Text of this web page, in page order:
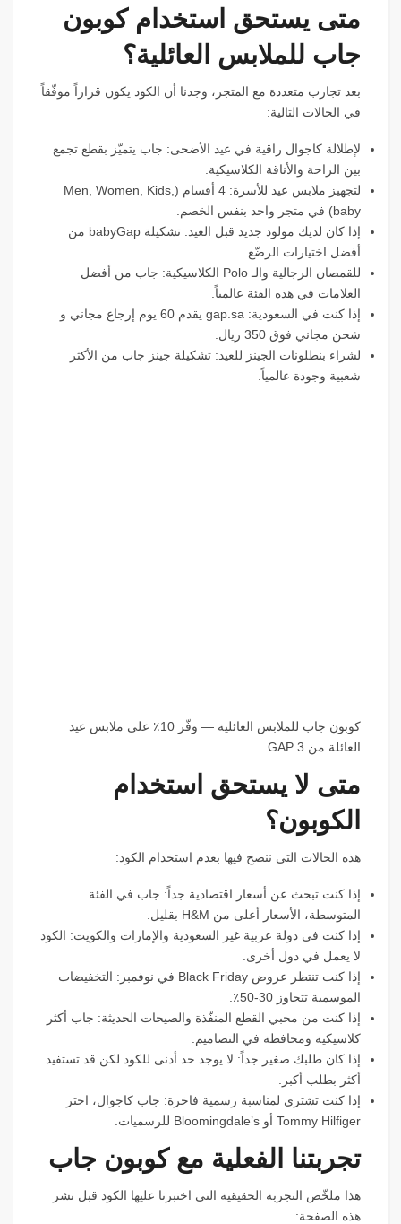
متى يستحق استخدام كوبون
جاب للملابس العائلية؟
بعد تجارب متعددة مع المتجر، وجدنا أن الكود يكون قراراً موفّقاً
في الحالات التالية:
لإطلالة كاجوال راقية في عيد الأضحى: جاب يتميّز بقطع تجمع
بين الراحة والأناقة الكلاسيكية.
لتجهيز ملابس عيد للأسرة: 4 أقسام (Men, Women, Kids,
baby) في متجر واحد بنفس الخصم.
إذا كان لديك مولود جديد قبل العيد: تشكيلة babyGap من
أفضل اختيارات الرضّع.
للقمصان الرجالية والـ Polo الكلاسيكية: جاب من أفضل
العلامات في هذه الفئة عالمياً.
إذا كنت في السعودية: gap.sa يقدم 60 يوم إرجاع مجاني و
شحن مجاني فوق 350 ريال.
لشراء بنطلونات الجينز للعيد: تشكيلة جينز جاب من الأكثر
شعبية وجودة عالمياً.
كوبون جاب للملابس العائلية — وفّر 10٪ على ملابس عيد
العائلة من GAP 3
متى لا يستحق استخدام
الكوبون؟
هذه الحالات التي ننصح فيها بعدم استخدام الكود:
إذا كنت تبحث عن أسعار اقتصادية جداً: جاب في الفئة
المتوسطة، الأسعار أعلى من H&M بقليل.
إذا كنت في دولة عربية غير السعودية والإمارات والكويت: الكود
لا يعمل في دول أخرى.
إذا كنت تنتظر عروض Black Friday في نوفمبر: التخفيضات
الموسمية تتجاوز 30-50٪.
إذا كنت من محبي القطع المنفّذة والصيحات الحديثة: جاب أكثر
كلاسيكية ومحافظة في التصاميم.
إذا كان طلبك صغير جداً: لا يوجد حد أدنى للكود لكن قد تستفيد
أكثر بطلب أكبر.
إذا كنت تشتري لمناسبة رسمية فاخرة: جاب كاجوال، اختر
Tommy Hilfiger أو Bloomingdale’s للرسميات.
تجربتنا الفعلية مع كوبون جاب
هذا ملخّص التجربة الحقيقية التي اختبرنا عليها الكود قبل نشر
هذه الصفحة: